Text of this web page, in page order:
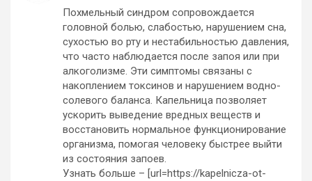
Похмельный синдром сопровождается
головной болью, слабостью, нарушением сна,
сухостью во рту и нестабильностью давления,
что часто наблюдается после запоя или при
алкоголизме. Эти симптомы связаны с
накоплением токсинов и нарушением водно-
солевого баланса. Капельница позволяет
ускорить выведение вредных веществ и
восстановить нормальное функционирование
организма, помогая человеку быстрее выйти
из состояния запоев.
Узнать больше – [url=https://kapelnicza-ot-